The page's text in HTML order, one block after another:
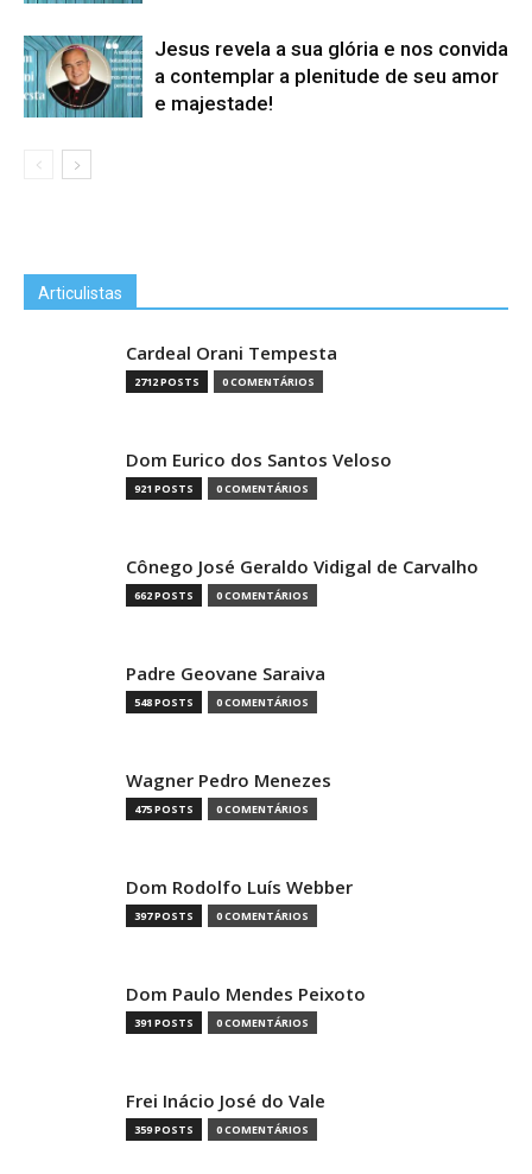
Jesus revela a sua glória e nos convida
a contemplar a plenitude de seu amor
e majestade!
Articulistas
Cardeal Orani Tempesta
2712 POSTS 0 COMENTÁRIOS
Dom Eurico dos Santos Veloso
921 POSTS 0 COMENTÁRIOS
Cônego José Geraldo Vidigal de Carvalho
662 POSTS 0 COMENTÁRIOS
Padre Geovane Saraiva
548 POSTS 0 COMENTÁRIOS
Wagner Pedro Menezes
475 POSTS 0 COMENTÁRIOS
Dom Rodolfo Luís Webber
397 POSTS 0 COMENTÁRIOS
Dom Paulo Mendes Peixoto
391 POSTS 0 COMENTÁRIOS
Frei Inácio José do Vale
359 POSTS 0 COMENTÁRIOS